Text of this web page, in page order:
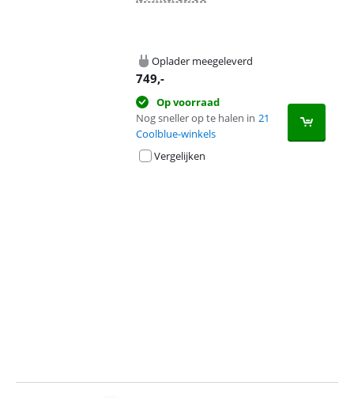
Oplader meegeleverd
749,-
Op voorraad
Nog sneller op te halen in 21
Coolblue-winkels
Vergelijken